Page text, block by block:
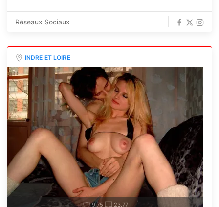
Réseaux Sociaux
INDRE ET LOIRE
9.75 23.77